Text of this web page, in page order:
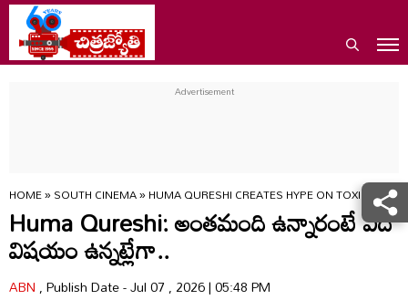
HOME»SOUTH CINEMA»HUMA QURESHI CREATES HYPE ON TOXIC
Huma Qureshi: అంతమంది ఉన్నారంటే ఏదో
విషయం ఉన్నట్లేగా..
ABN, Publish Date - Jul 07 , 2026 | 05:48 PM